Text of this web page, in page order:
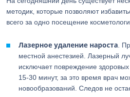
методик, которые позволяют
всего за одно посещение
Лазерное удаление нароста .
местной анестезией. Лазерный
исключает повреждение
15-30 минут, за это время врач
новообразований. Следов не